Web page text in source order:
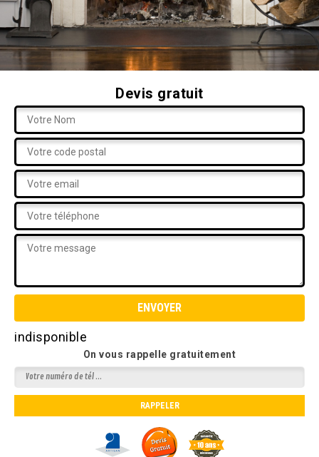
Devis gratuit
indisponible
On vous rappelle gratuitement